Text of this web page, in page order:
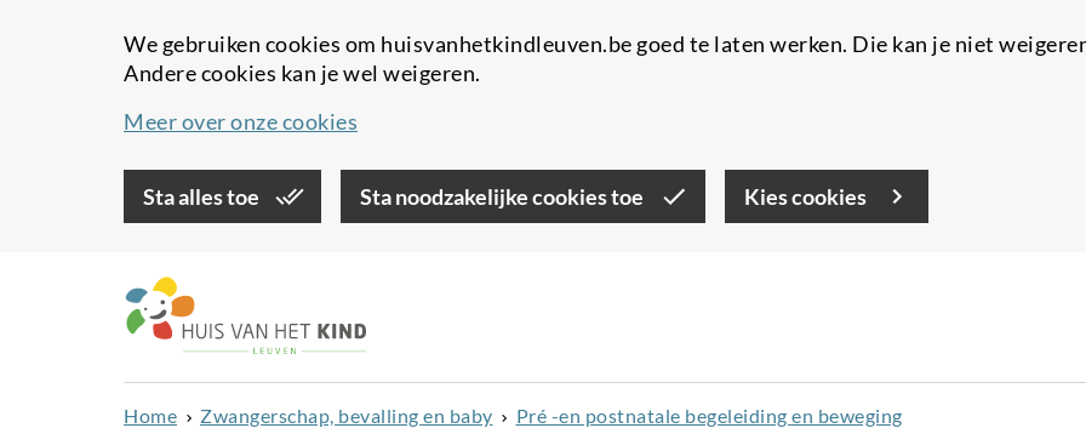
We gebruiken cookies om huisvanhetkindleuven.be goed te laten werken. Die kan je niet
Andere cookies kan je wel weigeren.
Meer over onze cookies
Sta alles toe Sta noodzakelijke cookies toe Kies cookies
Home Zwangerschap, bevalling en baby Pré -en postnatale begeleiding en beweging